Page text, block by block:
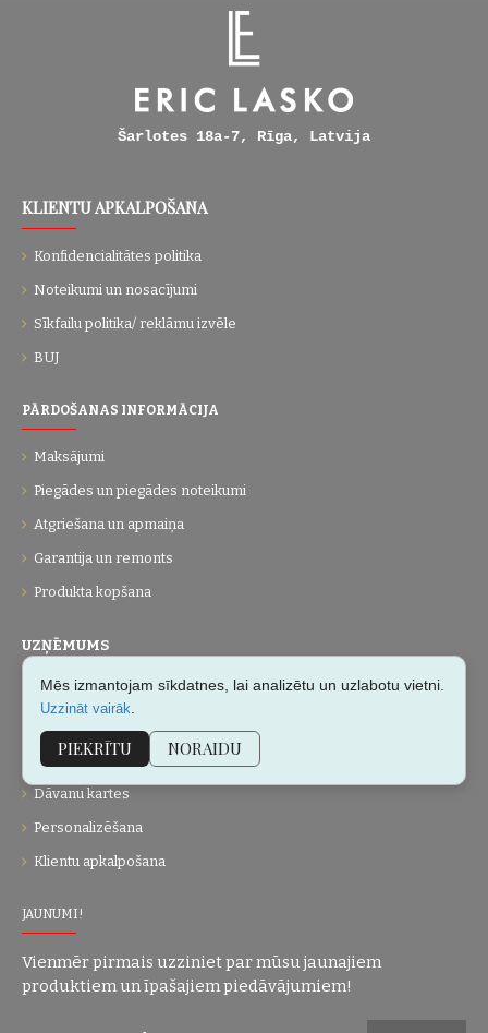
Šarlotes 18a-7, Rīga, Latvija
KLIENTU APKALPOŠANA
Konfidencialitātes politika
Noteikumi un nosacījumi
Sīkfailu politika/ reklāmu izvēle
BUJ
PĀRDOŠANAS INFORMĀCIJA
Maksājumi
Piegādes un piegādes noteikumi
Atgriešana un apmaiņa
Garantija un remonts
Produkta kopšana
UZŅĒMUMS
Par mums
Vietnes karte
Dāvanu kartes
Personalizēšana
Klientu apkalpošana
JAUNUMI!
Vienmēr pirmais uzziniet par mūsu jaunajiem
produktiem un īpašajiem piedāvājumiem!
Mēs izmantojam sīkdatnes, lai analizētu un uzlabotu vietni.
Uzzināt vairāk
PIEKRĪTU NORAIDU